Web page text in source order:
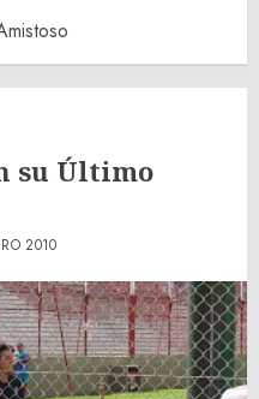
su Último
2010